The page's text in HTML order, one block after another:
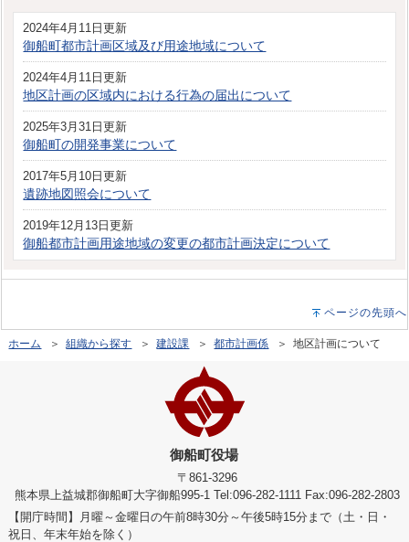
2024年4月11日更新
御船町都市計画区域及び用途地域について
2024年4月11日更新
地区計画の区域内における行為の届出について
2025年3月31日更新
御船町の開発事業について
2017年5月10日更新
遺跡地図照会について
2019年12月13日更新
御船都市計画用途地域の変更の都市計画決定について
ページの先頭へ
ホーム ＞組織から探す ＞建設課 ＞都市計画係 ＞ 地区計画について
御船町役場
〒861-3296
熊本県上益城郡御船町大字御船995-1 Tel:096-282-1111 Fax:096-282-2803
【開庁時間】月曜～金曜日の午前8時30分～午後5時15分まで（土・日・
祝日、年末年始を除く）